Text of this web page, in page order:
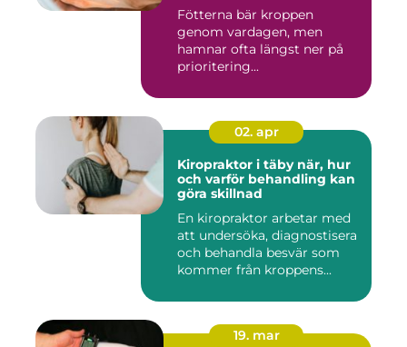
Fötterna bär kroppen
genom vardagen, men
hamnar ofta längst ner på
prioritering...
02. apr
Kiropraktor i täby när, hur
och varför behandling kan
göra skillnad
En kiropraktor arbetar med
att undersöka, diagnostisera
och behandla besvär som
kommer från kroppens...
19. mar